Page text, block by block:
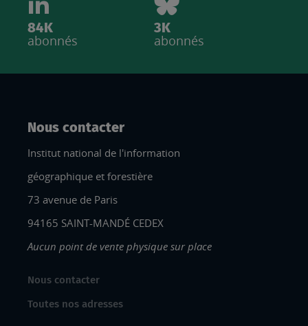
84K
abonnés
3K
abonnés
Nous contacter
Institut national de l'information
géographique et forestière
73 avenue de Paris
94165 SAINT-MANDÉ CEDEX
Aucun point de vente physique sur place
Nous contacter
Toutes nos adresses